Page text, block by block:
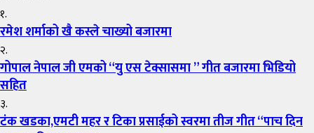
१.
रमेश शर्माको खै कस्ले चाख्यो बजारमा
२.
गोपाल नेपाल जी एमको “यु एस टेक्सासमा ” गीत बजारमा भिडियो
सहित
३.
टंक खडका,एमटी महर र टिका प्रसाईको स्वरमा तीज गीत “पाच दिन